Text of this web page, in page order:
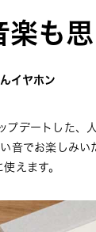
も
イヤホン
デートした、
音でお楽しみ
えます。